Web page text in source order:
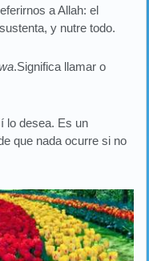
a Allah: el
y nutre todo.
.Significa llamar o
lo desea. Es un
que nada ocurre si no